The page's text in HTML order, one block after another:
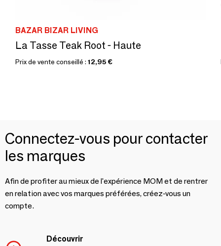
BAZAR BIZAR LIVING
La Tasse Teak Root - Haute
Prix de vente conseillé : 12,95 €
Connectez-vous pour contacter
les marques
Afin de profiter au mieux de l'expérience MOM et de rentrer
en relation avec vos marques préférées, créez-vous un
compte.
Découvrir